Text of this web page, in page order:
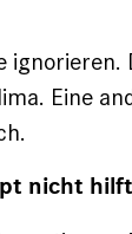
ignorieren.
Eine
nicht